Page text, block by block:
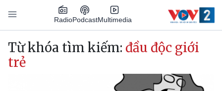
Nhảy đến nội dung
RadioPodcastMultimedia
Main navigation
Từ khóa tìm kiếm: đầu độc giới
trẻ